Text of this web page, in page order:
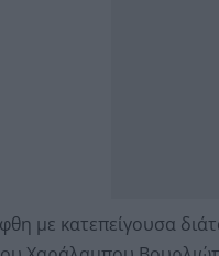
με κατεπείγουσα